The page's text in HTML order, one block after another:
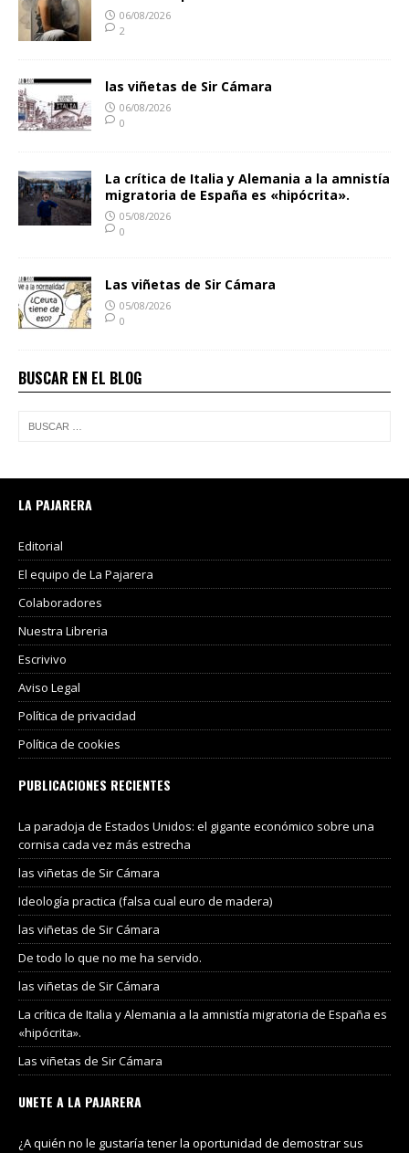
06/08/2026
2
las viñetas de Sir Cámara
06/08/2026
0
La crítica de Italia y Alemania a la amnistía
migratoria de España es «hipócrita».
05/08/2026
0
Las viñetas de Sir Cámara
05/08/2026
0
BUSCAR EN EL BLOG
LA PAJARERA
Editorial
El equipo de La Pajarera
Colaboradores
Nuestra Libreria
Escrivivo
Aviso Legal
Política de privacidad
Política de cookies
PUBLICACIONES RECIENTES
La paradoja de Estados Unidos: el gigante económico sobre una
cornisa cada vez más estrecha
las viñetas de Sir Cámara
Ideología practica (falsa cual euro de madera)
las viñetas de Sir Cámara
De todo lo que no me ha servido.
las viñetas de Sir Cámara
La crítica de Italia y Alemania a la amnistía migratoria de España es
«hipócrita».
Las viñetas de Sir Cámara
UNETE A LA PAJARERA
¿A quién no le gustaría tener la oportunidad de demostrar sus